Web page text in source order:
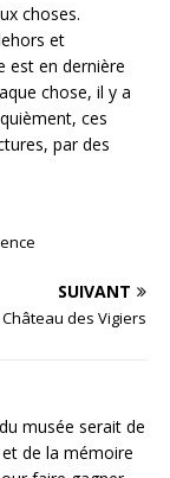
choses.
et
est en dernière
chose, il y a
ces
par des
SUIVANT
des Vigiers
musée serait de
de la mémoire